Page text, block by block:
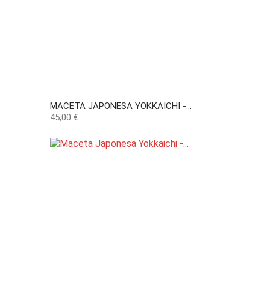
MACETA JAPONESA YOKKAICHI -...
Precio
45,00 €